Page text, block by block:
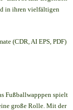
in ihren vielfältigen
(CDR, AI EPS, PDF)
Fußballwapppen spielt
große Rolle. Mit der